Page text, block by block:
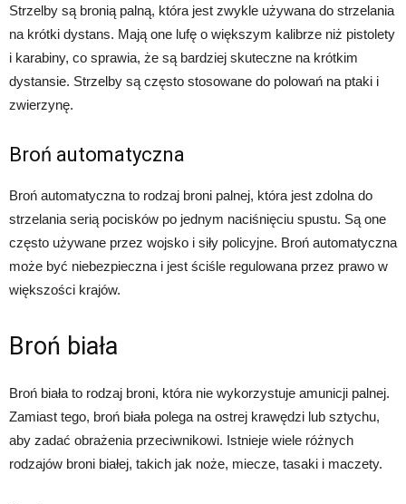
Strzelby są bronią palną, która jest zwykle używana do strzelania
na krótki dystans. Mają one lufę o większym kalibrze niż pistolety
i karabiny, co sprawia, że są bardziej skuteczne na krótkim
dystansie. Strzelby są często stosowane do polowań na ptaki i
zwierzynę.
Broń automatyczna
Broń automatyczna to rodzaj broni palnej, która jest zdolna do
strzelania serią pocisków po jednym naciśnięciu spustu. Są one
często używane przez wojsko i siły policyjne. Broń automatyczna
może być niebezpieczna i jest ściśle regulowana przez prawo w
większości krajów.
Broń biała
Broń biała to rodzaj broni, która nie wykorzystuje amunicji palnej.
Zamiast tego, broń biała polega na ostrej krawędzi lub sztychu,
aby zadać obrażenia przeciwnikowi. Istnieje wiele różnych
rodzajów broni białej, takich jak noże, miecze, tasaki i maczety.